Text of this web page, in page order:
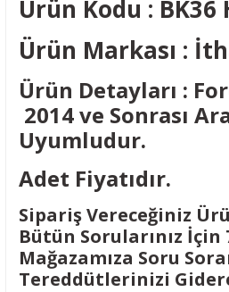
Ürün Kodu : BK36
Ürün Markası :
Ürün Detayları :
2014 ve Sonrası
Uyumludur.
Adet Fiyatıdır.
Sipariş Vereceğiniz
Bütün Sorularınız İçin
Mağazamıza Soru
Tereddütlerinizi